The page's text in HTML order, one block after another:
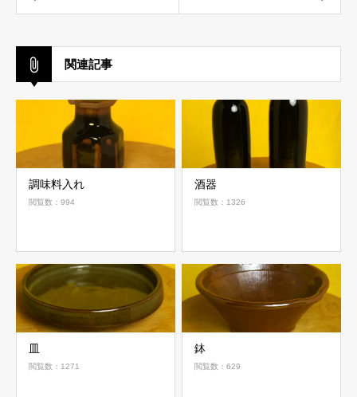
関連記事
調味料入れ
閲覧数：994
酒器
閲覧数：1326
皿
閲覧数：1271
鉢
閲覧数：629